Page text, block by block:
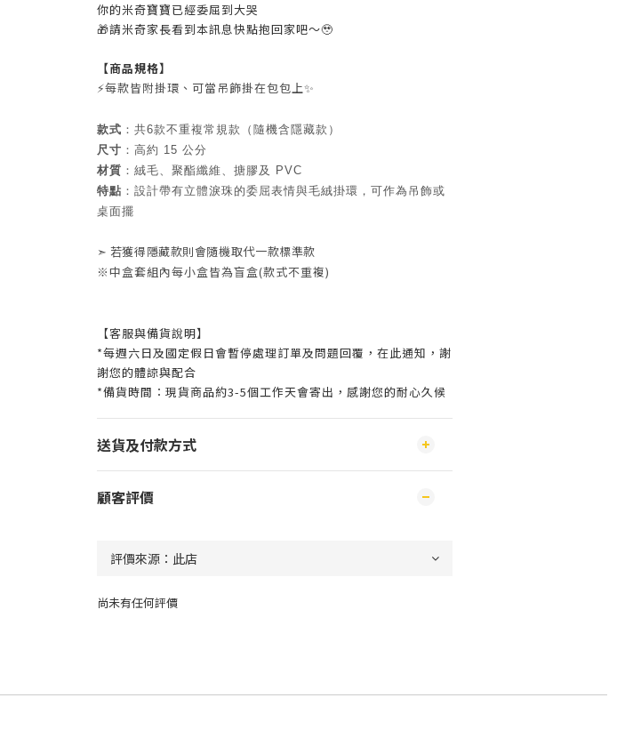
你的米奇寶寶已經委屈到大哭
🎁請米奇家長看到本訊息快點抱回家吧～🥹
【商品規格】
⚡每款皆附掛環、可當吊飾掛在包包上✨
款式 ：共6款不重複常規款（隨機含隱藏款）
尺寸 ：高約 15 公分
材質 ：絨毛、聚酯纖維、搪膠及 PVC
特點 ：設計帶有立體淚珠的委屈表情與毛絨掛環，可作為吊飾或
桌面擺
➣ 若獲得隱藏款則會隨機取代一款標準款
※中盒套組內每小盒皆為盲盒(款式不重複)
【客服與備貨說明】
*每週六日及國定假日會暫停處理訂單及問題回覆，在此通知，謝
謝您的體諒與配合
*備貨時間：現貨商品約3-5個工作天會寄出，感謝您的耐心久候
送貨及付款方式
顧客評價
尚未有任何評價